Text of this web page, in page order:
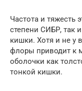
Частота и тяжесть
степени СИБР, так
кишки. Хотя и не у
флоры приводит к
оболочки как
тонкой кишки.